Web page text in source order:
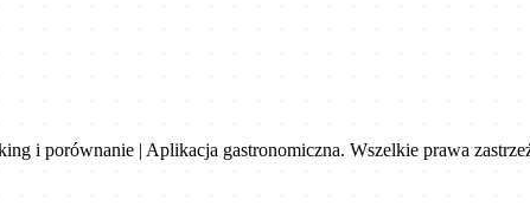
i porównanie | Aplikacja gastronomiczna. Wszelkie prawa